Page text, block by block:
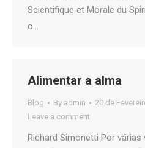
Scientifique et Morale du
o…
Alimentar a alma
Blog By admin
20 de
Leave a comment
Richard Simonetti Por várias